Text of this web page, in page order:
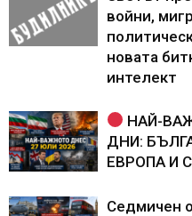
войни,
новата
интелект
НАЙ-
ДНИ:
ЕВРОПА И
Седмичен